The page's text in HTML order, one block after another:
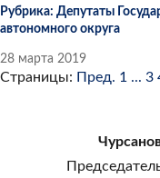
Рубрика: Депутаты
автономного округа
28 марта 2019
Страницы: Пред. 1 ... 3